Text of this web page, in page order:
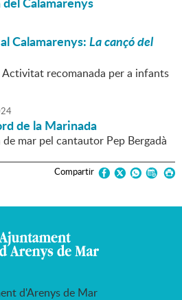
Calamarenys:La cançó del
Activitat recomanada per a infants
de la Marinada
mar pel cantautor Pep Bergadà
Compartir
d'Arenys de Mar